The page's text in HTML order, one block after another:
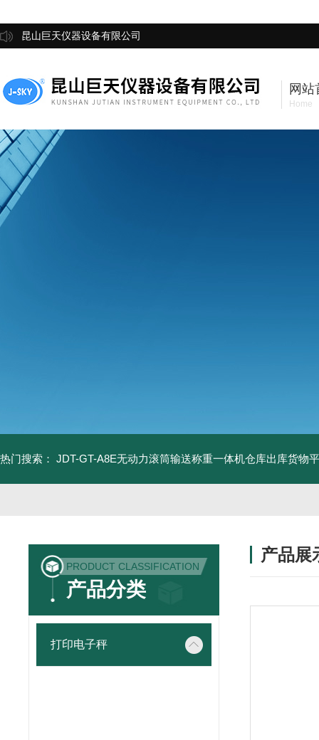
昆山巨天仪器设备有限公司
网站
Home
热门搜索： JDT-GT-A8E无动力滚筒输送称重一体机仓库出库货物
PRODUCT CLASSIFICATION
产品分类
打印电子秤
产品展